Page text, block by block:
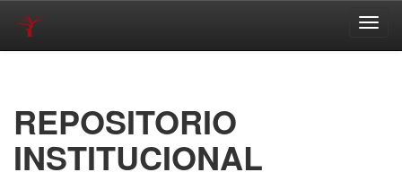
REPOSITORIO
INSTITUCIONAL